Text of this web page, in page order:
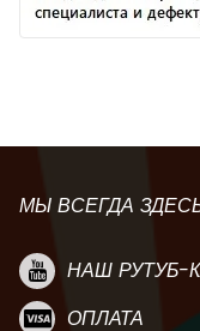
МЫ ВСЕГДА
НАШ РУТУБ-
ОПЛАТА